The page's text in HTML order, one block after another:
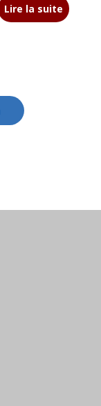
Lire la suite